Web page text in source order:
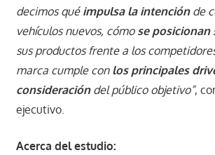
decimosquéimpulsa la intención de
vehículos nuevos, cómo se posicionan
sus productos frente a los
marca cumple con los principales
consideración del público objetivo”,
ejecutivo.
Acerca del estudio: